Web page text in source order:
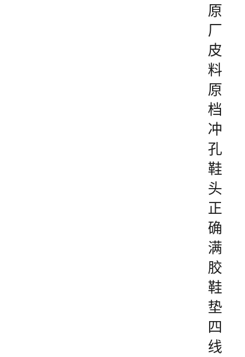
原
厂
皮
料
原
档
冲
孔
鞋
头
正
确
满
胶
鞋
垫
四
线